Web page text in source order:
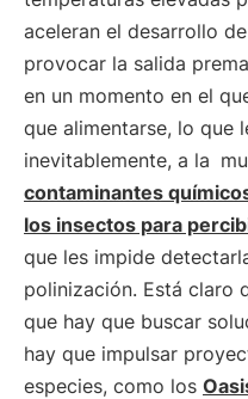
aceleran el desarrollo
provocar la salida
en un momento en el
que alimentarse, lo que
inevitablemente, a la
contaminantes
los insectos para
que les impide
polinización. Está claro
que hay que buscar
hay que impulsar
especies, como los